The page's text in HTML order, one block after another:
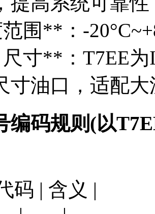
围**：-
寸**：T7EE为
寸油口，适配
编码规则(以
码 | 含义 |